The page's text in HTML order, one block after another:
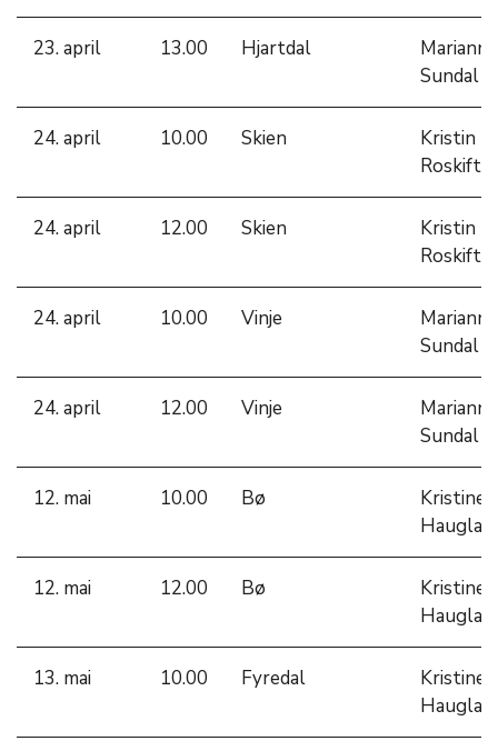
23. april 13.00 Hjartdal
Marianne
Sundal
24. april 10.00 Skien
Kristin
Roskifte
24. april 12.00 Skien
Kristin
Roskifte
24. april 10.00 Vinje
Marianne
Sundal
24. april 12.00 Vinje
Marianne
Sundal
12. mai 10.00 Bø
Kristine
12. mai 12.00 Bø
Kristine
13. mai 10.00 Fyredal
Kristine